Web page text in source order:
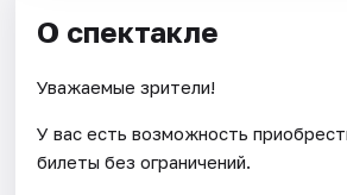
О спектакле
Уважаемые зрители!
У вас есть возможность
билеты без ограничений.